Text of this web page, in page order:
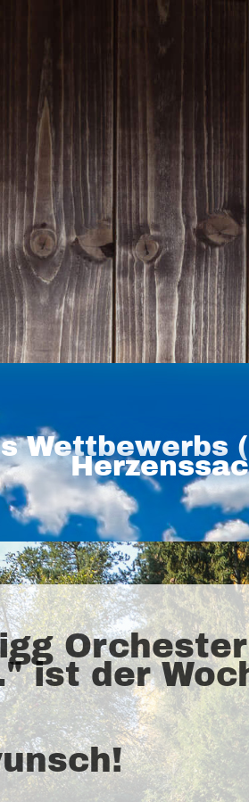
Homepage | Wettbewerb Dein Ehrenamt
Teilnahmebedingungen MeinMoment
Teilnahmebedingungen KlappeAuf
Teilnahmebedingungen 80 Jahre Hessen
Impressum
Datenschutz
Wettbewerbs
ist der